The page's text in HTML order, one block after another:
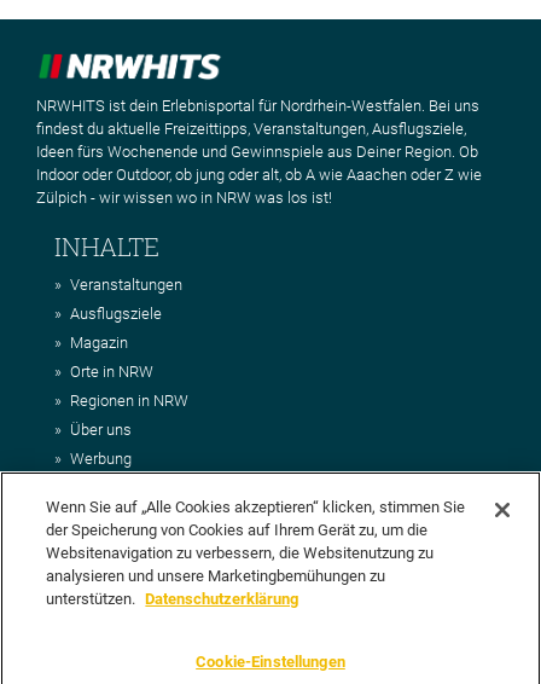
NRWHITS ist dein Erlebnisportal für Nordrhein-Westfalen. Bei uns
findest du aktuelle Freizeittipps, Veranstaltungen, Ausflugsziele,
Ideen fürs Wochenende und Gewinnspiele aus Deiner Region. Ob
Indoor oder Outdoor, ob jung oder alt, ob A wie Aaachen oder Z wie
Zülpich - wir wissen wo in NRW was los ist!
INHALTE
Veranstaltungen
Ausflugsziele
Magazin
Orte in NRW
Regionen in NRW
Über uns
Werbung
Impressum
AGB
Datenschutz
DEIN VORSCHLAG FÜR NRWHITS
vorschlagen? Klasse, dann nutze doch einfach
Wenn Sie auf „Alle Cookies akzeptieren“ klicken, stimmen Sie
der Speicherung von Cookies auf Ihrem Gerät zu, um die
Websitenavigation zu verbessern, die Websitenutzung zu
analysieren und unsere Marketingbemühungen zu
unterstützen. Datenschutzerklärung
Cookie-Einstellungen